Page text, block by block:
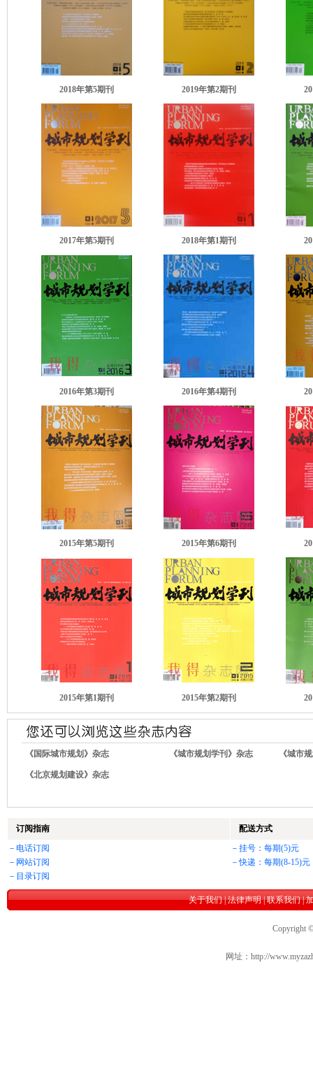
2018年第5期刊 2019年第2期刊
2017年第5期刊 2018年第1期刊
2016年第3期刊 2016年第4期刊
2015年第5期刊 2015年第6期刊
2015年第1期刊 2015年第2期刊
《国际城市规划》杂志 《城市规划学刊》杂志 《城市
《北京规划建设》杂志